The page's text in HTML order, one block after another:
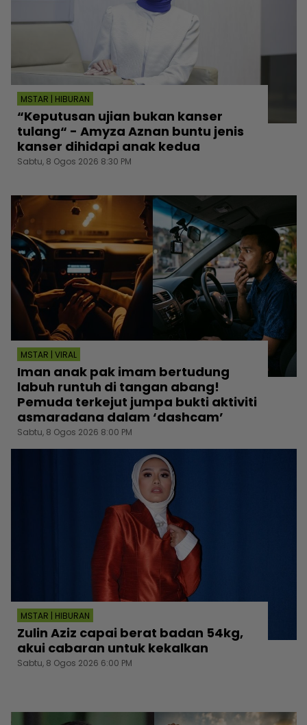
MSTAR | HIBURAN
“Keputusan ujian bukan kanser
tulang“ - Amyza Aznan buntu jenis
kanser dihidapi anak kedua
Sabtu, 8 Ogos 2026 8:30 PM
MSTAR | VIRAL
Iman anak pak imam bertudung
labuh runtuh di tangan abang!
Pemuda terkejut jumpa bukti aktiviti
asmaradana dalam ‘dashcam’
Sabtu, 8 Ogos 2026 8:00 PM
MSTAR | HIBURAN
Zulin Aziz capai berat badan 54kg,
akui cabaran untuk kekalkan
Sabtu, 8 Ogos 2026 6:00 PM